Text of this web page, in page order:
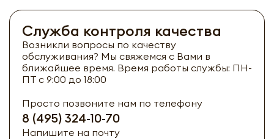
Служба контроля качества
Возникли вопросы по качеству
обслуживания? Мы свяжемся с Вами в
ближайшее время. Время работы службы: ПН-
ПТ с 9:00 до 18:00
Просто позвоните нам по телефону
8 (495) 324-10-70
Напишите на почту